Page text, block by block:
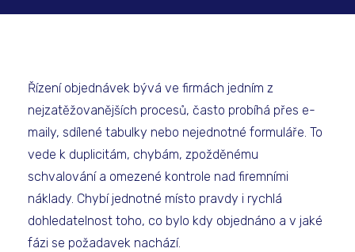
Řízení objednávek bývá ve firmách jedním z
nejzatěžovanějších procesů, často probíhá přes e-
maily, sdílené tabulky nebo nejednotné formuláře. To
vede k duplicitám, chybám, zpožděnému
schvalování a omezené kontrole nad firemními
náklady. Chybí jednotné místo pravdy i rychlá
dohledatelnost toho, co bylo kdy objednáno a v jaké
fázi se požadavek nachází.